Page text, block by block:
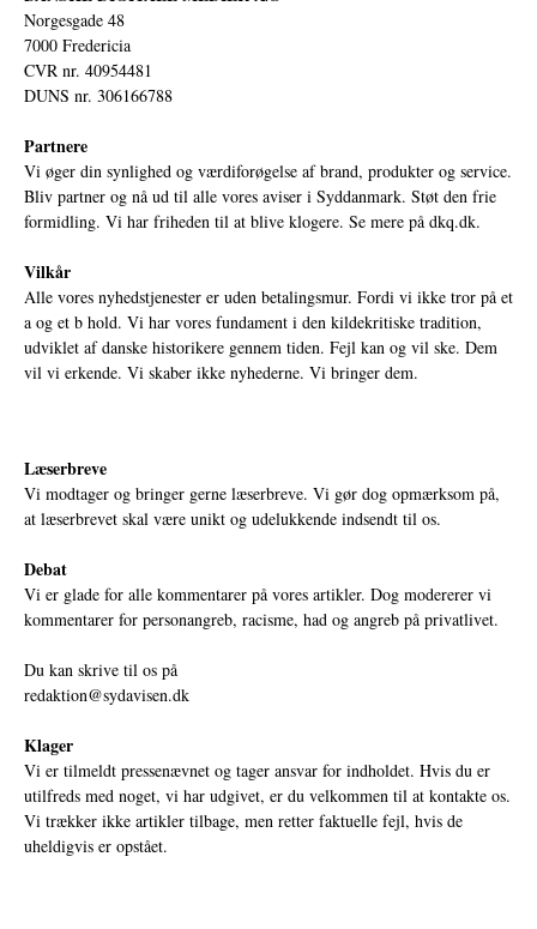
Norgesgade 48
7000 Fredericia
CVR nr. 40954481
DUNS nr. 306166788
Partnere
Vi øger din synlighed og værdiforøgelse af brand, produkter og service.
Bliv partner og nå ud til alle vores aviser i Syddanmark. Støt den frie
formidling. Vi har friheden til at blive klogere. Se mere på dkq.dk.
Vilkår
Alle vores nyhedstjenester er uden betalingsmur. Fordi vi ikke tror på et
a og et b hold. Vi har vores fundament i den kildekritiske tradition,
udviklet af danske historikere gennem tiden. Fejl kan og vil ske. Dem
vil vi erkende. Vi skaber ikke nyhederne. Vi bringer dem.
Læserbreve
Vi modtager og bringer gerne læserbreve. Vi gør dog opmærksom på,
at læserbrevet skal være unikt og udelukkende indsendt til os.
Debat
Vi er glade for alle kommentarer på vores artikler. Dog modererer vi
kommentarer for personangreb, racisme, had og angreb på privatlivet.
Du kan skrive til os på
redaktion@sydavisen.dk
Klager
Vi er tilmeldt pressenævnet og tager ansvar for indholdet. Hvis du er
utilfreds med noget, vi har udgivet, er du velkommen til at kontakte os.
Vi trækker ikke artikler tilbage, men retter faktuelle fejl, hvis de
uheldigvis er opstået.